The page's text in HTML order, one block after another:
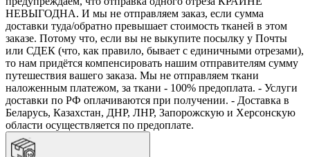
НЕВЫГОДНА. И мы не отправляем заказ, если сумма
доставки туда/обратно превышает стоимость тканей в этом
заказе. Потому что, если вы не выкупите посылку у Почты
или СДЕК (что, как правило, бывает с единичными отрезами),
то нам придётся компенсировать нашим отправителям сумму
путешествия вашего заказа. Мы не отправляем ткани
наложенным платежом, за ткани - 100% предоплата. - Услуги
доставки по РФ оплачиваются при получении. - Доставка в
Беларусь, Казахстан, ДНР, ЛНР, Запорожскую и Херсонскую
области осуществляется по предоплате.